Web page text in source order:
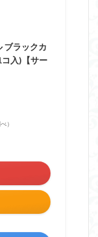
ブラックカ
入)【サー
）